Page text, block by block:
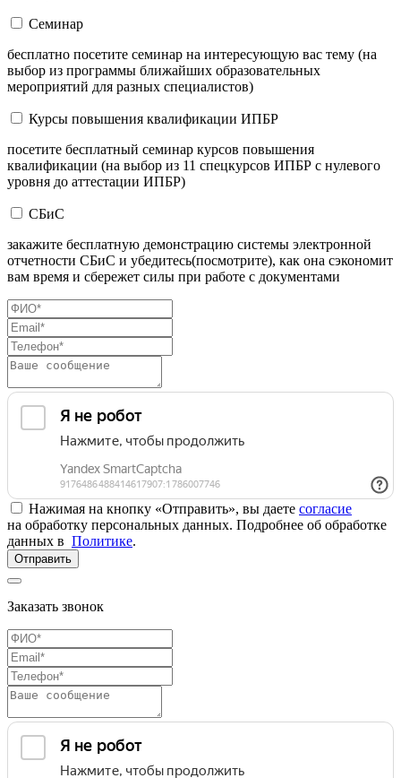
Семинар
бесплатно посетите семинар на интересующую вас тему (на
выбор из программы ближайших образовательных
мероприятий для разных специалистов)
Курсы повышения квалификации ИПБР
посетите бесплатный семинар курсов повышения
квалификации (на выбор из 11 спецкурсов ИПБР с нулевого
уровня до аттестации ИПБР)
СБиС
закажите бесплатную демонстрацию системы электронной
отчетности СБиС и убедитесь(посмотрите), как она сэкономит
вам время и сбережет силы при работе с документами
Нажимая на кнопку «Отправить», вы даете согласие
на обработку персональных данных. Подробнее об обработке
данных в Политике.
Отправить
Заказать звонок